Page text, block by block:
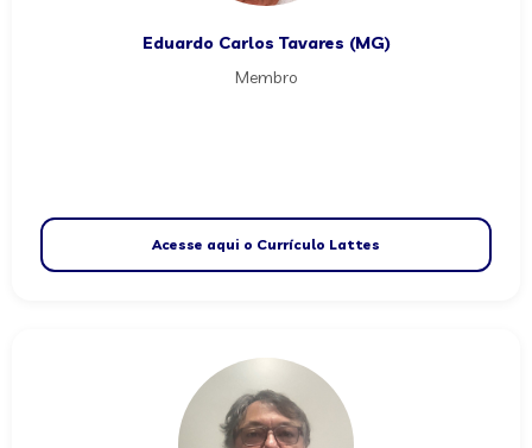
Eduardo Carlos Tavares (MG)
Membro
Acesse aqui o Currículo Lattes